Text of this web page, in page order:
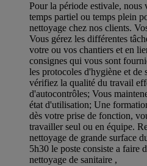
Pour la période estivale, nous
temps partiel ou temps plein
nettoyage chez nos clients.
Vous gérez les différentes
votre ou vos chantiers et en
consignes qui vous sont
les protocoles d'hygiène et de
vérifiez la qualité du travail
d'autocontrôles; Vous
état d'utilisation; Une
dès votre prise de fonction,
travailler seul ou en équipe.
nettoyage de grande surface
5h30 le poste consiste a faire
nettoyage de sanitaire ,